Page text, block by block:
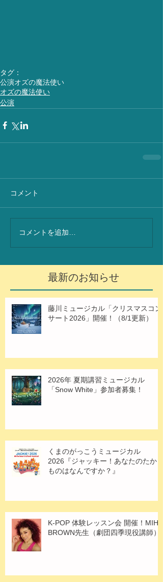
タグ：
公演オズの魔法使い
オズの魔法使い
公演
コメント
コメントを追加…
最新のお知らせ
藤川ミュージカル「クリスマスコン
サート2026」開催！（8/1更新）
2026年 夏期講習ミュージカル
「Snow White」参加者募集！
くまのがっこうミュージカル
2026『ジャッキー！あなたのたから
ものはなんですか？』
K-POP 体験レッスン会 開催！MIHO
BROWN先生（劇団四季現役講師）